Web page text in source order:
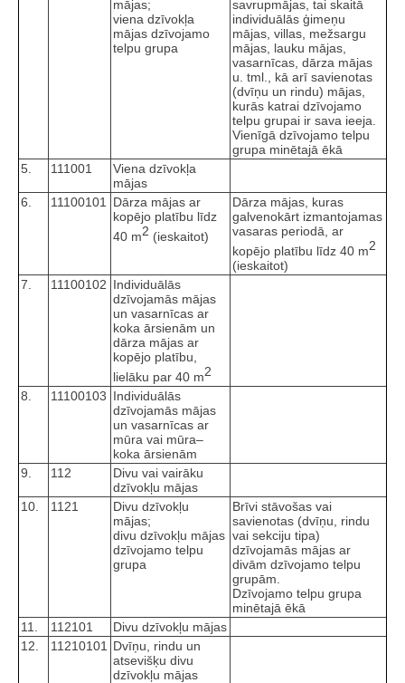
mājas;
viena dzīvokļa
mājas dzīvojamo
telpu grupa
savrupmājas, tai skaitā
individuālās ģimeņu
mājas, villas, mežsargu
mājas, lauku mājas,
vasarnīcas, dārza mājas
u. tml., kā arī savienotas
(dvīņu un rindu) mājas,
kurās katrai dzīvojamo
telpu grupai ir sava ieeja.
Vienīgā dzīvojamo telpu
grupa minētajā ēkā
5.
111001
Viena dzīvokļa
mājas
6.
11100101
Dārza mājas ar
kopējo platību līdz
40 m2 (ieskaitot)
Dārza mājas, kuras
galvenokārt izmantojamas
vasaras periodā, ar
kopējo platību līdz 40 m2
(ieskaitot)
7.
11100102 Individuālās
dzīvojamās mājas
un vasarnīcas ar
koka ārsienām un
dārza mājas ar
kopējo platību,
lielāku par 40 m2
8.
11100103 Individuālās
dzīvojamās mājas
un vasarnīcas ar
mūra vai mūra–
koka ārsienām
9.
112
Divu vai vairāku
dzīvokļu mājas
10.
1121
Divu dzīvokļu
mājas;
divu dzīvokļu mājas
dzīvojamo telpu
grupa
Brīvi stāvošas vai
savienotas (dvīņu, rindu
vai sekciju tipa)
dzīvojamās mājas ar
divām dzīvojamo telpu
grupām.
Dzīvojamo telpu grupa
minētajā ēkā
11.
112101
Divu dzīvokļu mājas
12.
11210101
Dvīņu, rindu un
atsevišķu divu
dzīvokļu mājas